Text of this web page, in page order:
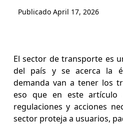
Publicado April 17, 2026
El sector de transporte es
del país y se acerca la
demanda van a tener los
eso que en este artículo
regulaciones y acciones
sector proteja a usuarios,